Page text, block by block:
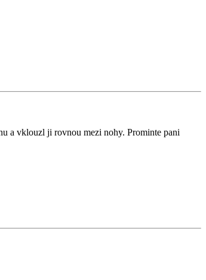
a vklouzl ji rovnou mezi nohy. Prominte pani